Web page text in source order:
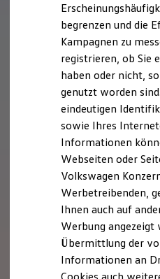
Marke und Erlebnis
Volkswagen R und R
R-Modelle
R Experience
Driving Experience
Volkswagen
Lifestyle Shop
T-Roc
Golf Kollektion
Volkswagen
R-Kollektion
GTI Kollektion
Fußball Drop
we drive football
#wedriveproud
Besitzer und Service
myVolkswagen
Software Updates
begrenzen und die
Kampagnen zu
registrieren, ob Sie
haben oder nicht,
genutzt worden
eindeutigen
sowie Ihres
Informationen
Webseiten oder
Volkswagen
Werbetreibenden,
Ihnen auch auf
Werbung angezeigt
Übermittlung der
Informationen an
Cookies auch